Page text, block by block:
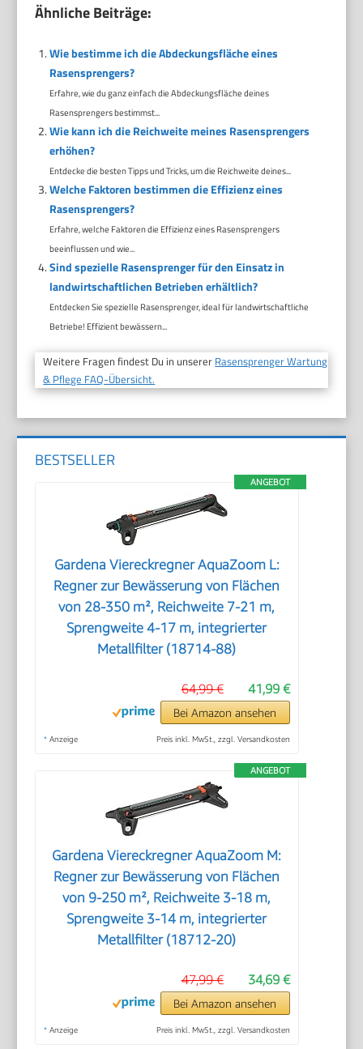
Ähnliche Beiträge:
Wie bestimme ich die Abdeckungsfläche eines
Rasensprengers?
Erfahre, wie du ganz einfach die Abdeckungsfläche deines
Rasensprengers bestimmst...
Wie kann ich die Reichweite meines Rasensprengers
erhöhen?
Entdecke die besten Tipps und Tricks, um die Reichweite deines...
Welche Faktoren bestimmen die Effizienz eines
Rasensprengers?
Erfahre, welche Faktoren die Effizienz eines Rasensprengers
beeinflussen und wie...
Sind spezielle Rasensprenger für den Einsatz in
landwirtschaftlichen Betrieben erhältlich?
Entdecken Sie spezielle Rasensprenger, ideal für landwirtschaftliche
Betriebe! Effizient bewässern...
Weitere Fragen findest Du in unserer Rasensprenger Wartung
& Pflege FAQ-Übersicht.
BESTSELLER
ANGEBOT
Gardena Viereckregner AquaZoom L:
Regner zur Bewässerung von Flächen
von 28-350 m², Reichweite 7-21 m,
Sprengweite 4-17 m, integrierter
Metallfilter (18714-88)
41,99 €
64,99 €
Bei Amazon ansehen
* Anzeige Preis inkl. MwSt., zzgl. Versandkosten
ANGEBOT
Gardena Viereckregner AquaZoom M:
Regner zur Bewässerung von Flächen
von 9-250 m², Reichweite 3-18 m,
Sprengweite 3-14 m, integrierter
Metallfilter (18712-20)
34,69 €
47,99 €
Bei Amazon ansehen
* Anzeige Preis inkl. MwSt., zzgl. Versandkosten